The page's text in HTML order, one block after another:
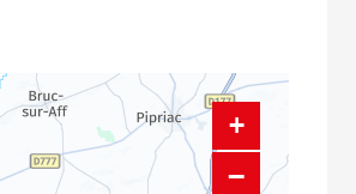
+
−